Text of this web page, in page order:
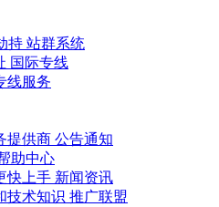
持 站群系统
国际专线
线服务
提供商 公告通知
助中心
快上手 新闻资讯
技术知识 推广联盟